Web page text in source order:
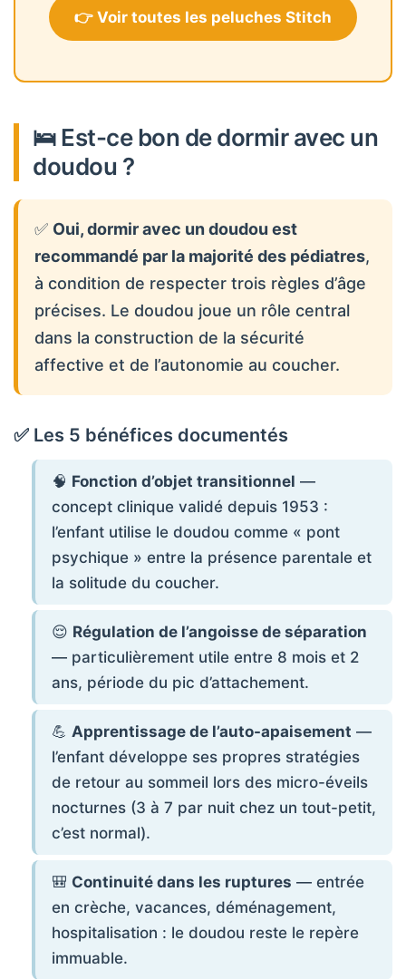
👉 Voir toutes les peluches Stitch
🛌 Est-ce bon de dormir avec un
doudou ?
✅ Oui, dormir avec un doudou est
recommandé par la majorité des pédiatres,
à condition de respecter trois règles d’âge
précises. Le doudou joue un rôle central
dans la construction de la sécurité
affective et de l’autonomie au coucher.
✅ Les 5 bénéfices documentés
🧠 Fonction d’objet transitionnel —
concept clinique validé depuis 1953 :
l’enfant utilise le doudou comme « pont
psychique » entre la présence parentale et
la solitude du coucher.
😌 Régulation de l’angoisse de séparation
— particulièrement utile entre 8 mois et 2
ans, période du pic d’attachement.
💪 Apprentissage de l’auto-apaisement —
l’enfant développe ses propres stratégies
de retour au sommeil lors des micro-éveils
nocturnes (3 à 7 par nuit chez un tout-petit,
c’est normal).
🎒 Continuité dans les ruptures — entrée
en crèche, vacances, déménagement,
hospitalisation : le doudou reste le repère
immuable.